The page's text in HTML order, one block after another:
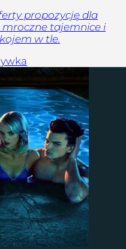
propozycję dla
mroczne tajemnice i
w tle.